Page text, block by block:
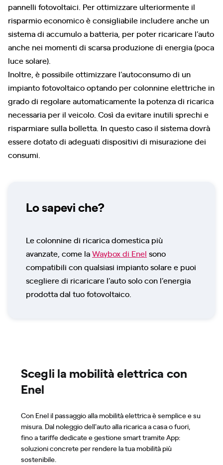
pannelli fotovoltaici. Per ottimizzare ulteriormente il
risparmio economico è consigliabile includere anche un
sistema di accumulo a batteria, per poter ricaricare l’auto
anche nei momenti di scarsa produzione di energia (poca
luce solare).
Inoltre, è possibile ottimizzare l’autoconsumo di un
impianto fotovoltaico optando per colonnine elettriche in
grado di regolare automaticamente la potenza di ricarica
necessaria per il veicolo. Così da evitare inutili sprechi e
risparmiare sulla bolletta. In questo caso il sistema dovrà
essere dotato di adeguati dispositivi di misurazione dei
consumi.
Lo sapevi che?
Le colonnine di ricarica domestica più
avanzate, come laWaybox di Enel sono
compatibili con qualsiasi impianto solare e puoi
scegliere di ricaricare l’auto solo con l’energia
prodotta dal tuo fotovoltaico.
Scegli la mobilità elettrica con
Enel
Con Enel il passaggio alla mobilità elettrica è semplice e su
misura. Dal noleggio dell'auto alla ricarica a casa o fuori,
fino a tariffe dedicate e gestione smart tramite App:
soluzioni concrete per rendere la tua mobilità più
sostenibile.